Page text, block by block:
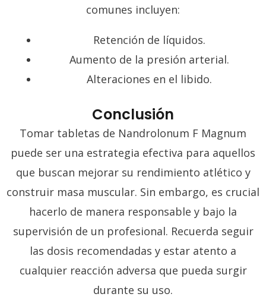
comunes incluyen:
Retención de líquidos.
Aumento de la presión arterial.
Alteraciones en el libido.
Conclusión
Tomar tabletas de Nandrolonum F Magnum
puede ser una estrategia efectiva para aquellos
que buscan mejorar su rendimiento atlético y
construir masa muscular. Sin embargo, es crucial
hacerlo de manera responsable y bajo la
supervisión de un profesional. Recuerda seguir
las dosis recomendadas y estar atento a
cualquier reacción adversa que pueda surgir
durante su uso.